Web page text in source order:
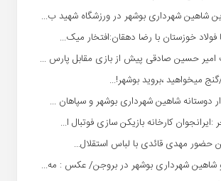
شاهین شهردارى بوشهر در ورزشگاه شهید ب...
فولاد خوزستان با رضا دهقان:افتخار میک...
امیر حسین صادقی پیش از بازی مقابل پارس ...
میخواهید ،بروید بوشهر!...
دوستانه شاهین شهردارى بوشهر و سپاهان ...
کارخانه بازیکن سازی فوتبال ا...
حضور مهدی قائدی با لباس استقلال...
شاهین شهرداری بوشهر در بروجن/ عکس : مه...